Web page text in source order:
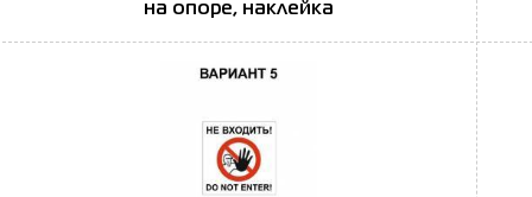
на опоре, наклейка